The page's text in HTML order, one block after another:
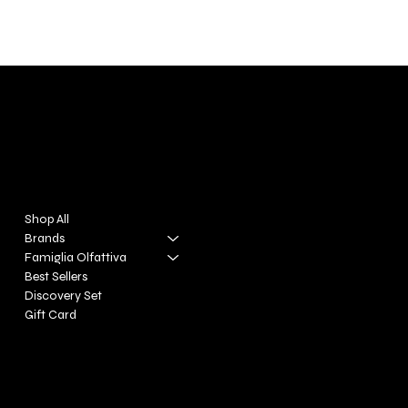
Shop All
Brands
Famiglia Olfattiva
Best Sellers
Discovery Set
Gift Card